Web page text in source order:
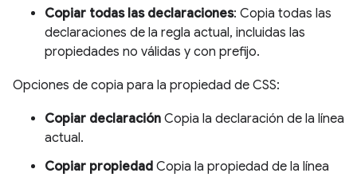
Copiar todas las declaraciones: Copia todas las
declaraciones de la regla actual, incluidas las
propiedades no válidas y con prefijo.
Opciones de copia para la propiedad de CSS:
Copiar declaración Copia la declaración de la línea
actual.
Copiar propiedad Copia la propiedad de la línea